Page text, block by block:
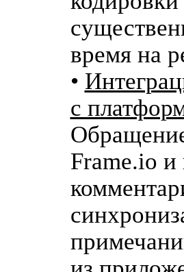
время на
•
с
Frame.io